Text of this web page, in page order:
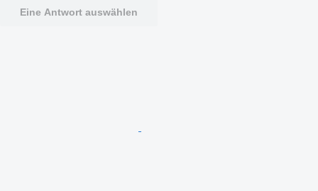
Eine Antwort auswählen